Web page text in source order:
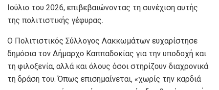
Ιούλιο του 2026, επιβεβαιώνοντας τη συνέχιση αυτής
της πολιτιστικής γέφυρας.
Ο Πολιτιστικός Σύλλογος Λακκωμάτων ευχαρίστησε
δημόσια τον Δήμαρχο Καππαδοκίας για την υποδοχή και
τη φιλοξενία, αλλά και όλους όσοι στηρίζουν διαχρονικά
τη δράση του. Όπως επισημαίνεται, «χωρίς την καρδιά